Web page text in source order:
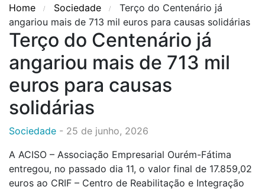
Home Sociedade
Terço do Centenário já
angariou mais de 713 mil euros para causas solidárias
Terço do Centenário já
angariou mais de 713 mil
euros para causas
solidárias
Sociedade - 25 de junho, 2026
A ACISO – Associação Empresarial Ourém-Fátima
entregou, no passado dia 11, o valor final de 17.859,02
euros ao CRIF – Centro de Reabilitação e Integração